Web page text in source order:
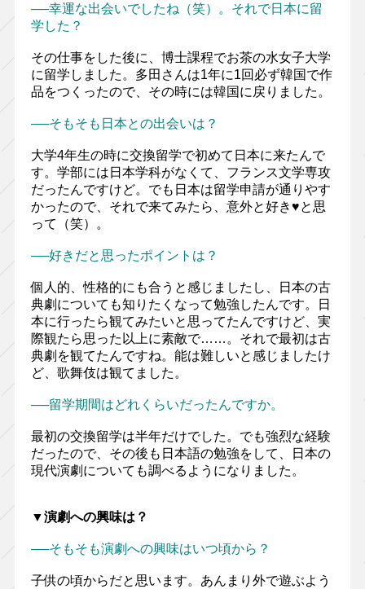
──幸運な出会いでしたね（笑）。それで日本に留
学した？
その仕事をした後に、博士課程でお茶の水女子大学
に留学しました。多田さんは1年に1回必ず韓国で作
品をつくったので、その時には韓国に戻りました。
──そもそも日本との出会いは？
大学4年生の時に交換留学で初めて日本に来たんで
す。学部には日本学科がなくて、フランス文学専攻
だったんですけど。でも日本は留学申請が通りやす
かったので、それで来てみたら、意外と好き♥︎と思
って（笑）。
──好きだと思ったポイントは？
個人的、性格的にも合うと感じましたし、日本の古
典劇についても知りたくなって勉強したんです。日
本に行ったら観てみたいと思ってたんですけど、実
際観たら思った以上に素敵で……。それで最初は古
典劇を観てたんですね。能は難しいと感じましたけ
ど、歌舞伎は観てました。
──留学期間はどれくらいだったんですか。
最初の交換留学は半年だけでした。でも強烈な経験
だったので、その後も日本語の勉強をして、日本の
現代演劇についても調べるようになりました。
▼演劇への興味は？
──そもそも演劇への興味はいつ頃から？
子供の頃からだと思います。あんまり外で遊ぶよう